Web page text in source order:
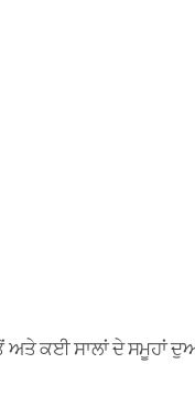
ਅਤੇ ਕਈ ਸਾਲਾਂ ਦੇ ਸਮੂਹਾਂ